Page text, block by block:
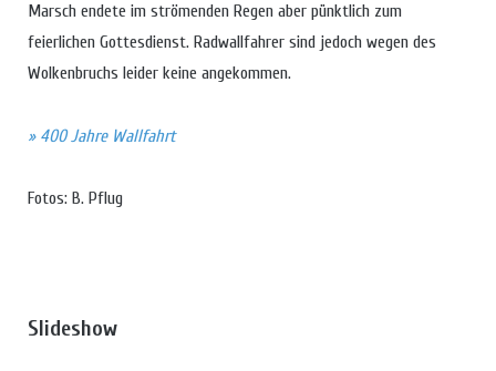
Marsch endete im strömenden Regen aber pünktlich zum
feierlichen Gottesdienst. Radwallfahrer sind jedoch wegen des
Wolkenbruchs leider keine angekommen.
» 400 Jahre Wallfahrt
Fotos: B. Pflug
Slideshow